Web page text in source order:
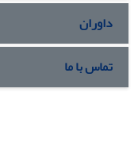
داوران
تماس با ما